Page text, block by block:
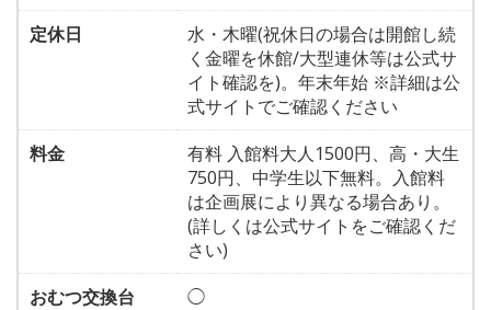
定休日
水・木曜(祝休日の場合は開館し続
く金曜を休館/大型連休等は公式サ
イト確認を)。年末年始 ※詳細は公
式サイトでご確認ください
料金
有料 入館料大人1500円、高・大生
750円、中学生以下無料。入館料
は企画展により異なる場合あり。
(詳しくは公式サイトをご確認くだ
さい)
おむつ交換台
◯